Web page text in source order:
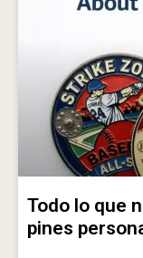
Todo lo que
pines